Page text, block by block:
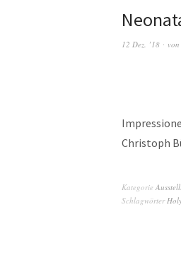
12 Dez. ’18 von
Christoph
Kategorie
Schlagwörter